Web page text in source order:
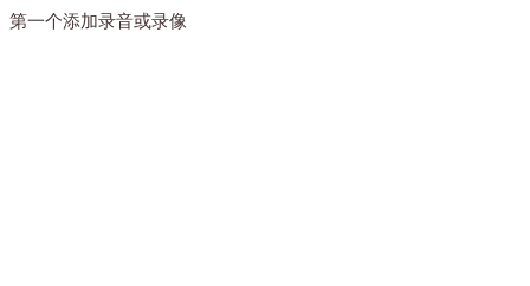
第一个添加录音或录像